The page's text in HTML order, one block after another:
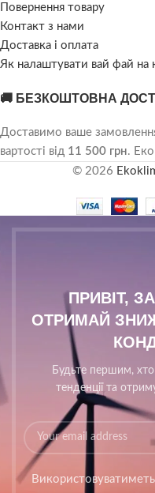
Повернення товару
Контакт з нами
Доставка і оплата
Як налаштувати вай фай на
🚚 БЕЗКОШТОВНА
Доставимо ваше
вартості від 11 500 грн.
© 2026
ПРИВІТ,
ОТРИМАЙ
Будьте першим, хто
тенденції та